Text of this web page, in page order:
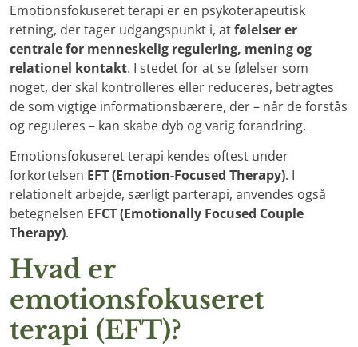
Emotionsfokuseret terapi er en psykoterapeutisk
retning, der tager udgangspunkt i, atfølelser er
centrale for menneskelig regulering, mening og
relationel kontakt. I stedet for at se følelser som
noget, der skal kontrolleres eller reduceres, betragtes
de som vigtige informationsbærere, der – når de forstås
og reguleres – kan skabe dyb og varig forandring.
Emotionsfokuseret terapi kendes oftest under
forkortelsen EFT (Emotion-Focused Therapy). I
relationelt arbejde, særligt parterapi, anvendes også
betegnelsen EFCT (Emotionally Focused Couple
Therapy).
Hvad er
emotionsfokuseret
terapi (EFT)?